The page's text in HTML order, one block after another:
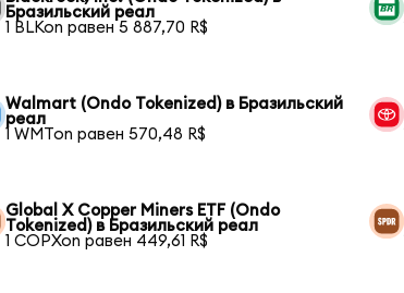
Бразильский реал
1 BLKon равен 5 887,70 R$
Walmart (Ondo Tokenized) в Бразильский
реал
1 WMTon равен 570,48 R$
Global X Copper Miners ETF (Ondo
Tokenized) в Бразильский реал
1 COPXon равен 449,61 R$